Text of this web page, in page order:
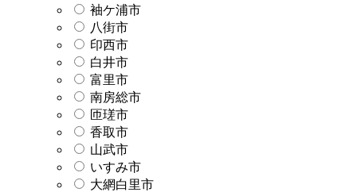
袖ケ浦市
八街市
印西市
白井市
富里市
南房総市
匝瑳市
香取市
山武市
いすみ市
大網白里市